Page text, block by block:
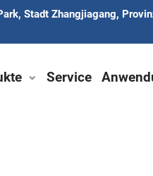
Stadt Zhangjiagang,
Service